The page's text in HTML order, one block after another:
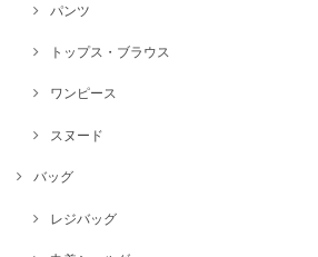
パンツ
トップス・ブラウス
ワンピース
スヌード
バッグ
レジバッグ